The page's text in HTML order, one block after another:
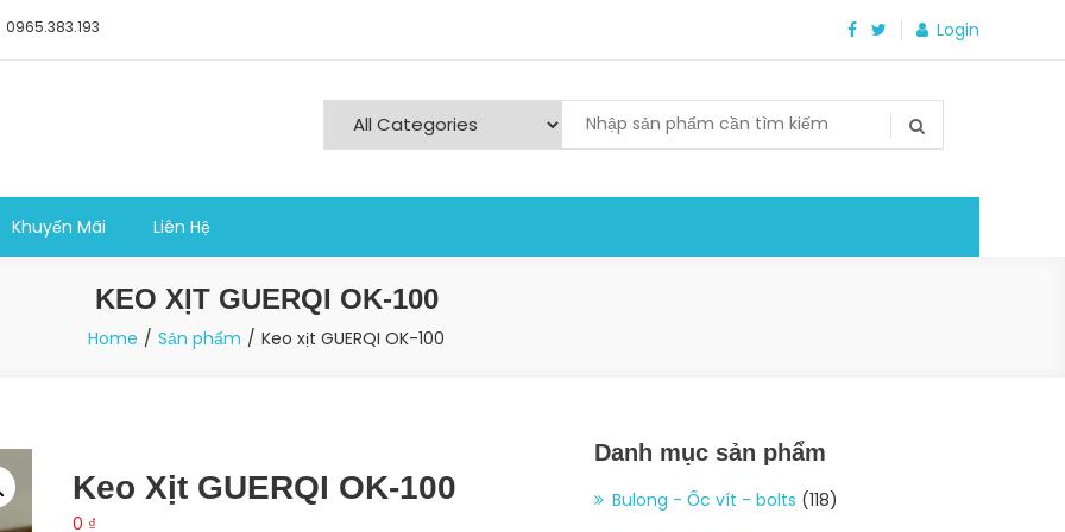
0965.383.193 Login
Khuyến Mãi Liên Hệ
KEO XỊT GUERQI OK-100
Home Sản phẩm Keo xịt GUERQI OK-100
Keo Xịt GUERQI OK-100
0 ₫
Danh mục sản phẩm
Bulong - Ốc vít - bolts (118)